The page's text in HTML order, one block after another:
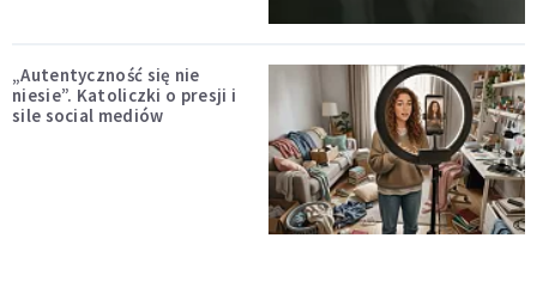
„Autentyczność się nie
niesie”. Katoliczki o presji i
sile social mediów